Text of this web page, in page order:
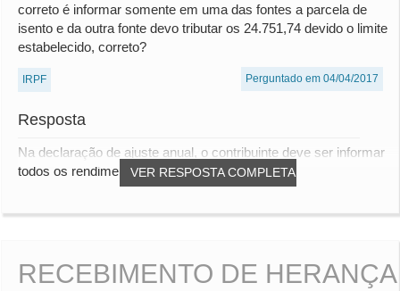
correto é informar somente em uma das fontes a parcela de
isento e da outra fonte devo tributar os 24.751,74 devido o limite
estabelecido, correto?
IRPF Perguntado em 04/04/2017
Resposta
VER RESPOSTA COMPLETA
Na declaração de ajuste anual, o contribuinte deve ser informar
todos os rendimentos captados no ano...
RECEBIMENTO DE HERANÇA